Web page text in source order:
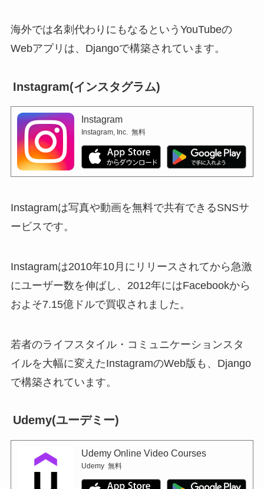
海外では名刺代わりにもなるというYouTubeの
Webアプリは、Djangoで構築されています。
Instagram(インスタグラム)
Instagram
Instagram, Inc. 無料
Instagramは写真や動画を無料で共有できるSNSサ
ービスです。
Instagramは2010年10月にリリースされてから急激
にユーザー数を伸ばし、2012年にはFacebookから
およそ7.15億ドルで買収されました。
若者のライフスタイル・コミュニケーションスタ
イルを大幅に変えたInstagramのWeb版も、Django
で構築されています。
Udemy(ユーデミー)
Udemy Online Video Courses
Udemy 無料